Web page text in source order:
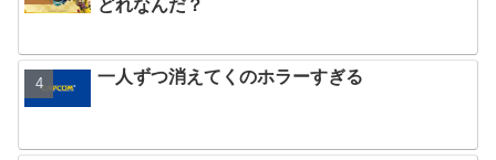
どれなんだ？
一人ずつ消えてくのホラーすぎる